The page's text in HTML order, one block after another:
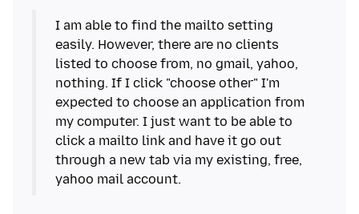
I am able to find the mailto setting
easily. However, there are no clients
listed to choose from, no gmail, yahoo,
nothing. If I click "choose other" I'm
expected to choose an application from
my computer. I just want to be able to
click a mailto link and have it go out
through a new tab via my existing, free,